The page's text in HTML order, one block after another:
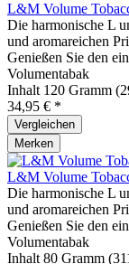
L&M Volume
Die harmonische L
und aromareichen
Genießen Sie den
Volumentabak
Inhalt 120 Gramm
34,95 € *
Vergleichen
Merken
L&M Volume
Die harmonische L
und aromareichen
Genießen Sie den
Volumentabak
Inhalt 80 Gramm